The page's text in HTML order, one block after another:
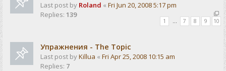
Last post by Roland « Fri Jun 20, 2008 5:17 pm
Replies: 139
1 … 7 8 9 10
Упражнения - The Topic
Last post byKillua « Fri Apr 25, 2008 10:15 am
Replies: 7